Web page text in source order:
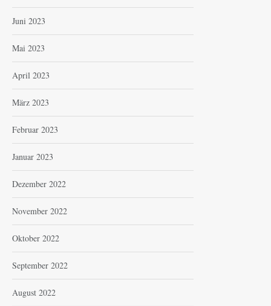
Juni 2023
Mai 2023
April 2023
März 2023
Februar 2023
Januar 2023
Dezember 2022
November 2022
Oktober 2022
September 2022
August 2022